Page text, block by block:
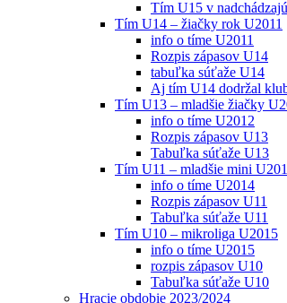
Tím U15 v
Tím U14 – žiačky rok U2011
info o tíme U2011
Rozpis zápasov U14
tabuľka súťaže U14
Aj tím U14 dodržal
Tím U13 – mladšie žiačky
info o tíme U2012
Rozpis zápasov U13
Tabuľka súťaže U13
Tím U11 – mladšie mini
info o tíme U2014
Rozpis zápasov U11
Tabuľka súťaže U11
Tím U10 – mikroliga U2015
info o tíme U2015
rozpis zápasov U10
Tabuľka súťaže U10
Hracie obdobie 2023/2024